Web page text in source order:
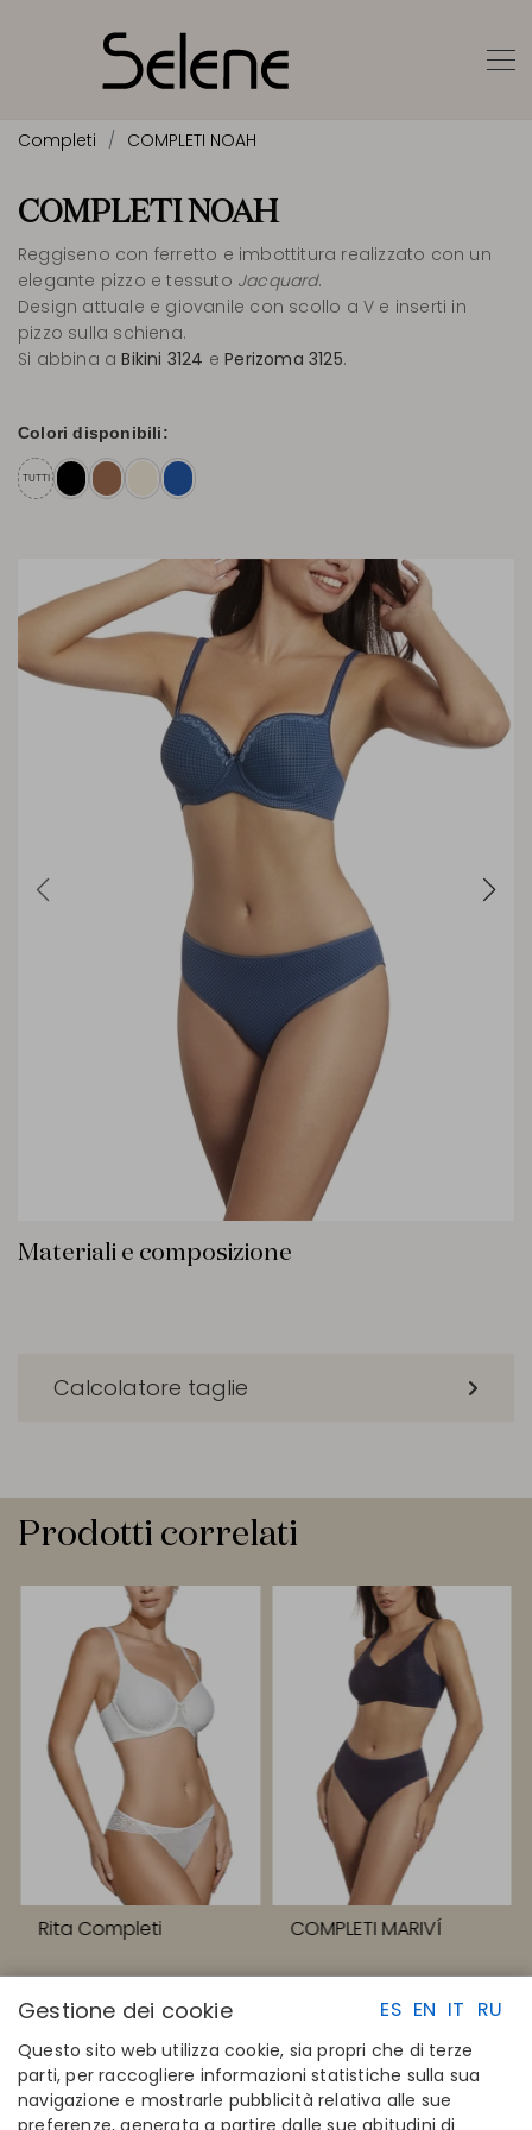
Completi COMPLETI NOAH
COMPLETI NOAH
Reggiseno con ferretto e imbottitura realizzato con un
elegante pizzo e tessuto Jacquard.
Design attuale e giovanile con scollo a V e inserti in
pizzo sulla schiena.
Si abbina aBikini 3124 ePerizoma 3125.
Colori disponibili:
TUTTI
Materiali e composizione
Calcolatore taglie
Prodotti correlati
Rita Completi COMPLETI MARIVÍ
ES EN IT RU
Gestione dei cookie
Questo sito web utilizza cookie, sia propri che di terze
parti, per raccogliere informazioni statistiche sulla sua
navigazione e mostrarle pubblicità relativa alle sue
preferenze, generata a partire dalle sue abitudini di
LINK RAPIDI CONTATTI